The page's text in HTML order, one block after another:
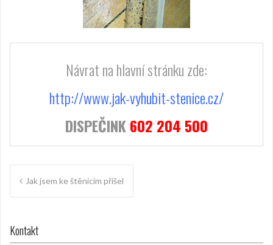
Návrat na hlavní stránku zde:
http://www.jak-vyhubit-stenice.cz/
DISPEČINK 602 204 500
Navigace
Jak jsem ke štěnicím přišel
Kontakt